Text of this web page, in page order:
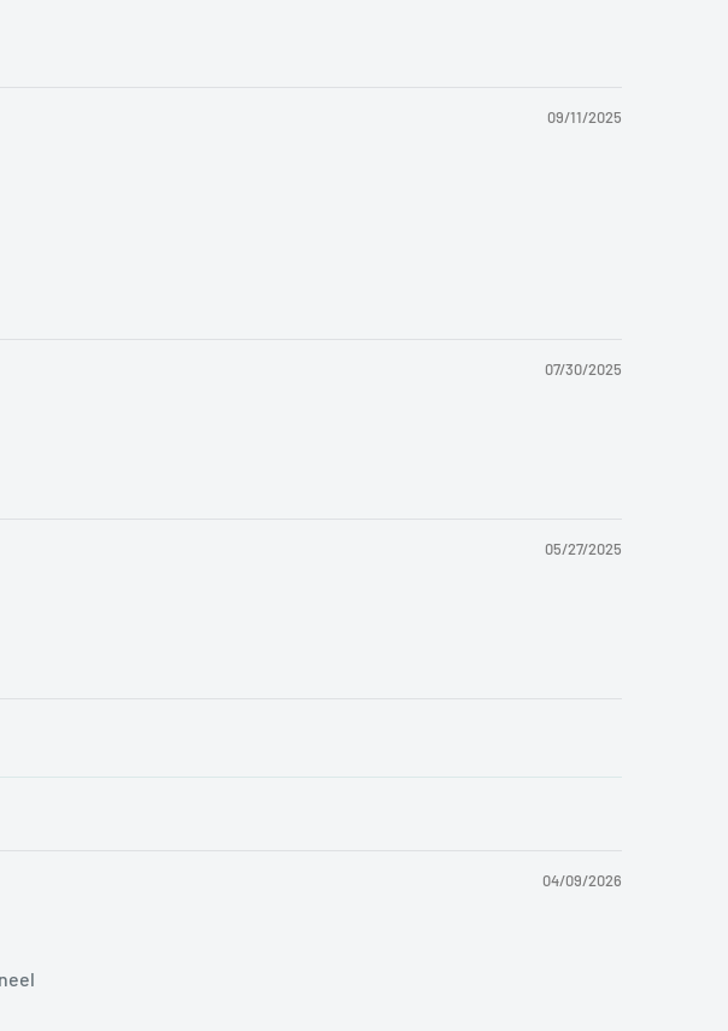
09/11/2025
07/30/2025
05/27/2025
04/09/2026